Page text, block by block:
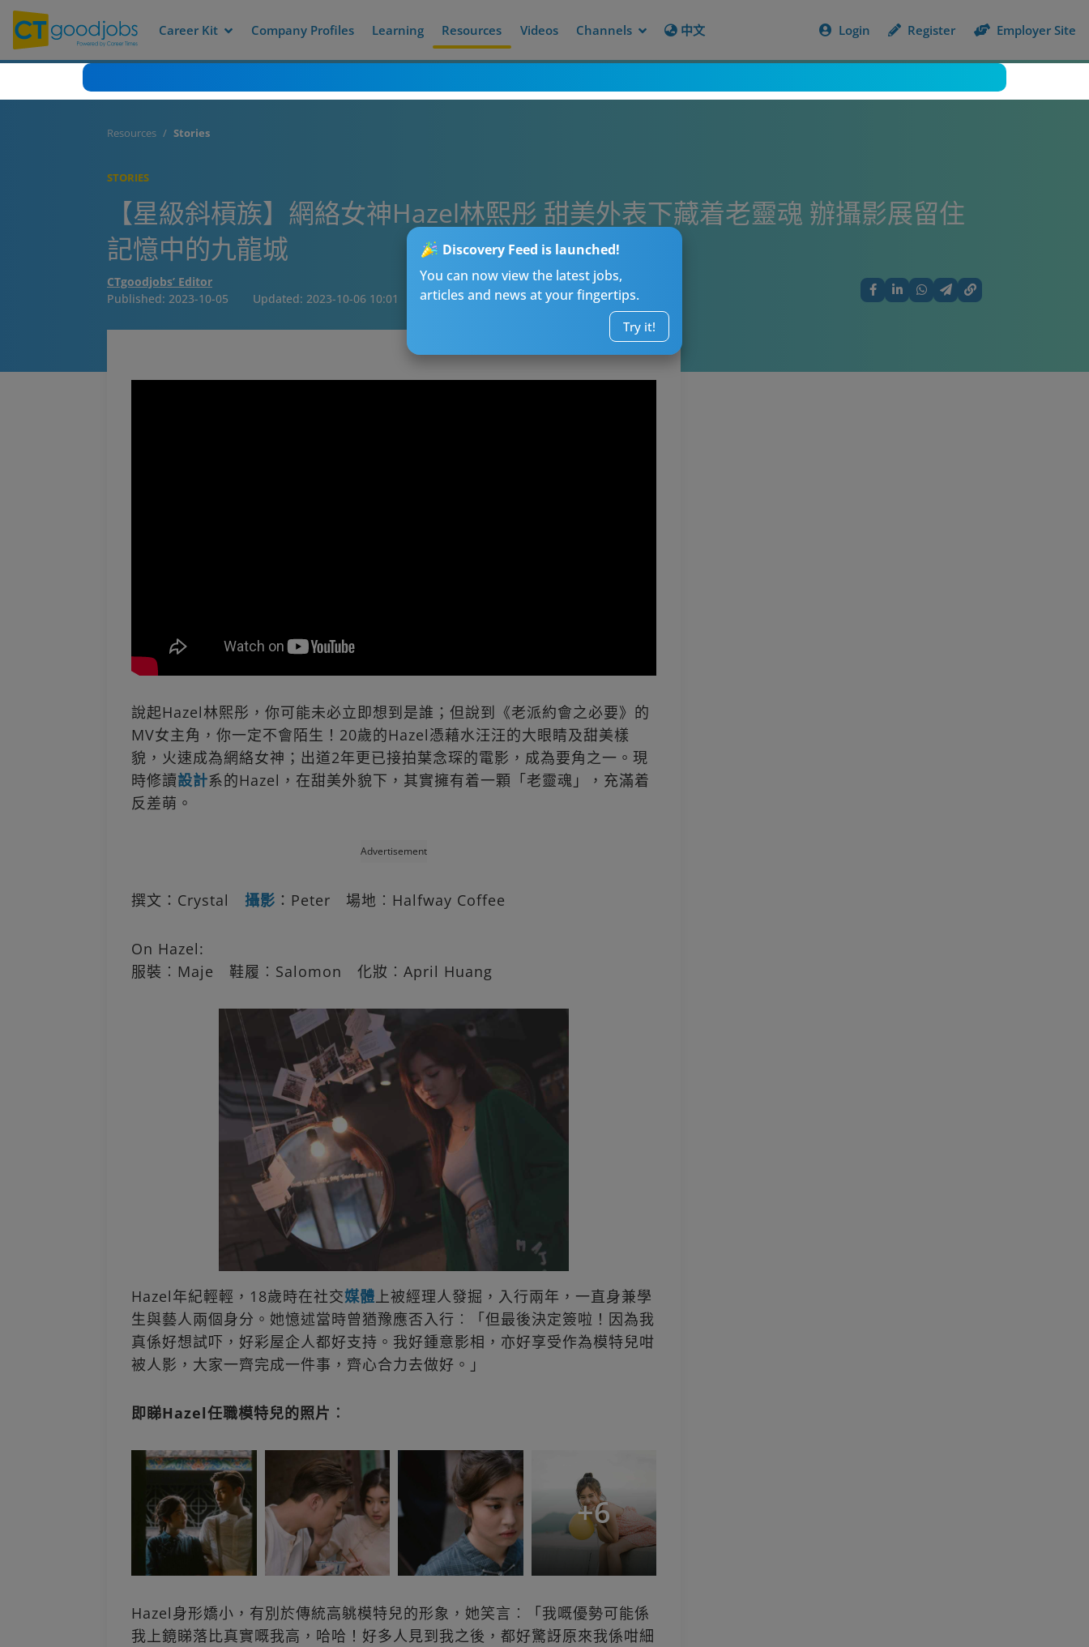
Career Kit Company Profiles Learning Resources Videos Channels 中文 Login Register Employer Site
Discovery Feed is launched!
You can now view the latest jobs,
articles and news at your fingertips.
Try it!
Resources Stories
STORIES
【星級斜槓族】網絡女神Hazel林熙彤 甜美外表下藏着老靈魂 辦攝影展留住
記憶中的九龍城
CTgoodjobs’ Editor
Published: 2023-10-05 Updated: 2023-10-06 10:01
說起Hazel林熙彤，你可能未必立即想到是誰；但說到《老派約會之必要》的
MV女主角，你一定不會陌生！20歲的Hazel憑藉水汪汪的大眼睛及甜美樣
貌，火速成為網絡女神；出道2年更已接拍葉念琛的電影，成為要角之一。現
時修讀設計系的Hazel，在甜美外貌下，其實擁有着一顆「老靈魂」，充滿着
反差萌。
Advertisement
撰文：Crystal 攝影 ：Peter 場地︰Halfway Coffee
On Hazel:
服裝︰Maje 鞋履︰Salomon 化妝︰April Huang
Hazel年紀輕輕，18歲時在社交媒體上被經理人發掘，入行兩年，一直身兼學
生與藝人兩個身分。她憶述當時曾猶豫應否入行︰「但最後決定簽啦！因為我
真係好想試吓，好彩屋企人都好支持。我好鍾意影相，亦好享受作為模特兒咁
被人影，大家一齊完成一件事，齊心合力去做好。」
即睇Hazel任職模特兒的照片︰
+6
Hazel身形嬌小，有別於傳統高䠷模特兒的形象，她笑言︰「我嘅優勢可能係
我上鏡睇落比真實嘅我高，哈哈！好多人見到我之後，都好驚訝原來我係咁細